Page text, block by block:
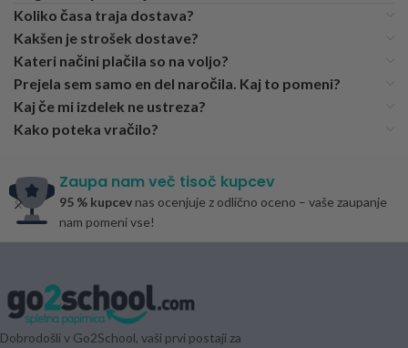
Koliko časa traja dostava?
Kakšen je strošek dostave?
Kateri načini plačila so na voljo?
Prejela sem samo en del naročila. Kaj to pomeni?
Kaj če mi izdelek ne ustreza?
Kako poteka vračilo?
Zaupa nam več tisoč kupcev
95 % kupcev nas ocenjuje z odlično oceno – vaše zaupanje
nam pomeni vse!
Dobrodošli v Go2School, vaši prvi postaji za